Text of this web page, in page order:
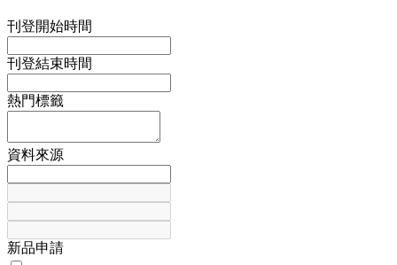
刊登開始時間
刊登結束時間
熱門標籤
資料來源
新品申請